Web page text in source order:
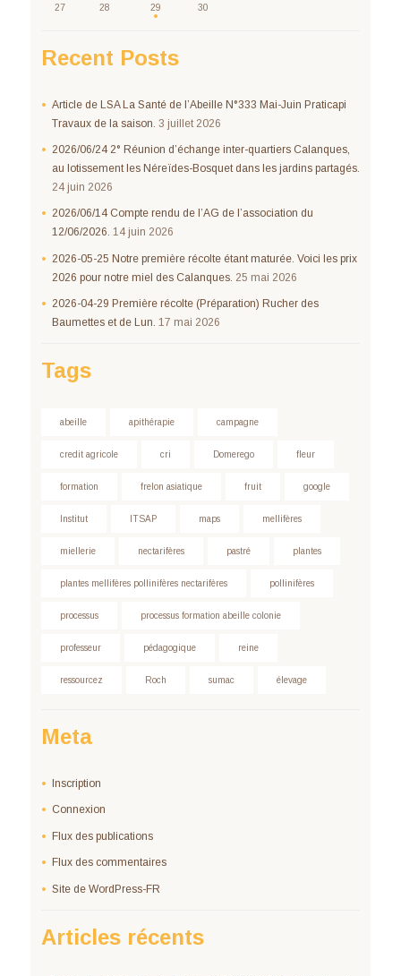
27 28 29 30
Recent Posts
Article de LSA La Santé de l’Abeille N°333 Mai-Juin Praticapi
Travaux de la saison. 3 juillet 2026
2026/06/24 2° Réunion d’échange inter-quartiers Calanques,
au lotissement les Néreïdes-Bosquet dans les jardins partagés.
24 juin 2026
2026/06/14 Compte rendu de l’AG de l’association du
12/06/2026. 14 juin 2026
2026-05-25 Notre première récolte étant maturée. Voici les prix
2026 pour notre miel des Calanques. 25 mai 2026
2026-04-29 Première récolte (Préparation) Rucher des
Baumettes et de Lun. 17 mai 2026
Tags
abeille apithérapie campagne
credit agricole cri Domerego fleur
formation frelon asiatique fruit google
Institut ITSAP maps mellifères
miellerie nectarifères pastré plantes
plantes mellifères pollinifères nectarifères pollinifères
processus processus formation abeille colonie
professeur pédagogique reine
ressourcez Roch sumac élevage
Meta
Inscription
Connexion
Flux des publications
Flux des commentaires
Site de WordPress-FR
Articles récents